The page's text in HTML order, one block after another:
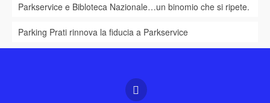
Parkservice e Bibloteca Nazionale…un binomio che si ripete.
Parking Prati rinnova la fiducia a Parkservice